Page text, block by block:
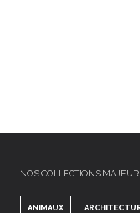
NOS COLLECTIONS
ANIMAUX